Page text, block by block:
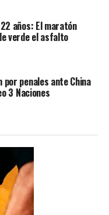
años: El maratón
verde el asfalto
por penales ante China
3 Naciones